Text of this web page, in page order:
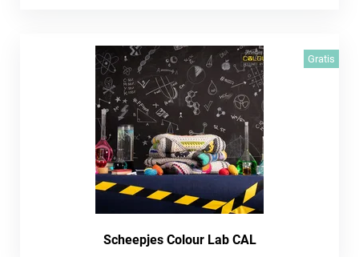
Gratis
Scheepjes Colour Lab CAL